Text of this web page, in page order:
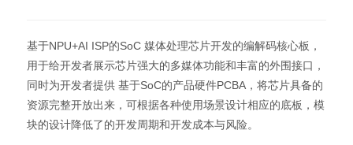
基于NPU+AI ISP的SoC 媒体处理芯片开发的编解码核心板，
用于给开发者展示芯片强大的多媒体功能和丰富的外围接口，
同时为开发者提供 基于SoC的产品硬件PCBA，将芯片具备的
资源完整开放出来，可根据各种使用场景设计相应的底板，模
块的设计降低了的开发周期和开发成本与风险。